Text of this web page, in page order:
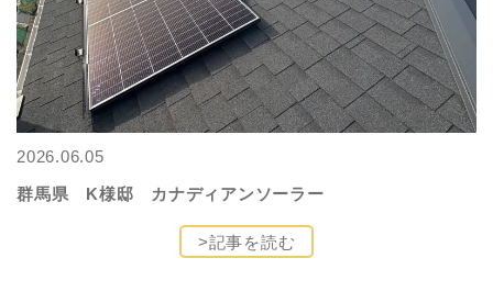
2026.06.05
群馬県 K様邸 カナディアンソーラー
>記事を読む